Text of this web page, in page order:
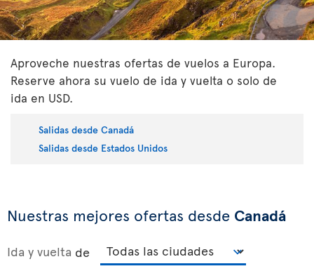
Aproveche nuestras ofertas de vuelos a Europa.
Reserve ahora su vuelo de ida y vuelta o solo de
ida en USD.
Salidas desde Canadá
Salidas desde Estados Unidos
Nuestras mejores ofertas desde Canadá
Ida y vuelta de